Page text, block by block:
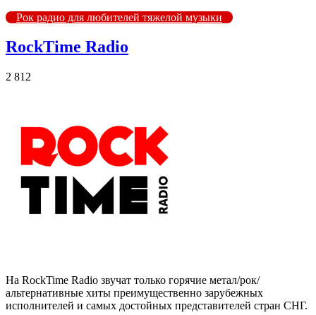
Рок радио для любителей тяжелой музыки
RockTime Radio
2 812
На RockTime Radio звучат только горячие метал/рок/
альтернативные хиты преимущественно зарубежных
исполнителей и самых достойных представителей стран СНГ.